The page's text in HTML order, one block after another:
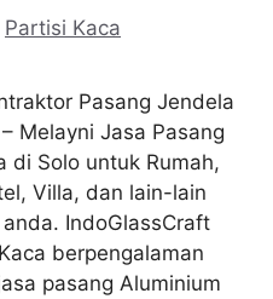
Partisi Kaca
Pasang Jendela
Melayni Jasa Pasang
di Solo untuk Rumah,
Villa, dan lain-lain
IndoGlassCraft
berpengalaman
pasang Aluminium